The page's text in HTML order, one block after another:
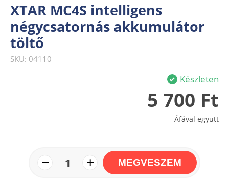
XTAR MC4S intelligens
négycsatornás akkumulátor
töltő
SKU: 04110
Készleten
5 700 Ft
Áfával együtt
− 1 + MEGVESZEM